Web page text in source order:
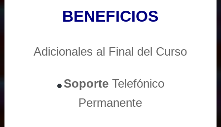
BENEFICIOS
Adicionales al Final del Curso
Soporte Telefónico
Permanente